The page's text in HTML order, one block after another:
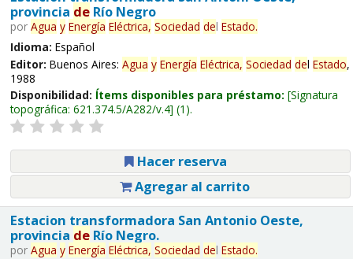
provincia deRío Negro
por Agua y Energía Eléctrica, Sociedad del Estado.
Idioma: Español
Editor: Buenos Aires: Agua y Energía Eléctrica, Sociedad del Estado,
1988
Disponibilidad: Ítems disponibles para préstamo: Signatura
topográfica: 621.374.5/A282/v.4 (1).
Hacer reserva
Agregar al carrito
Estacion transformadora San Antonio Oeste,
provincia deRío Negro.
por Agua y Energía Eléctrica, Sociedad del Estado.